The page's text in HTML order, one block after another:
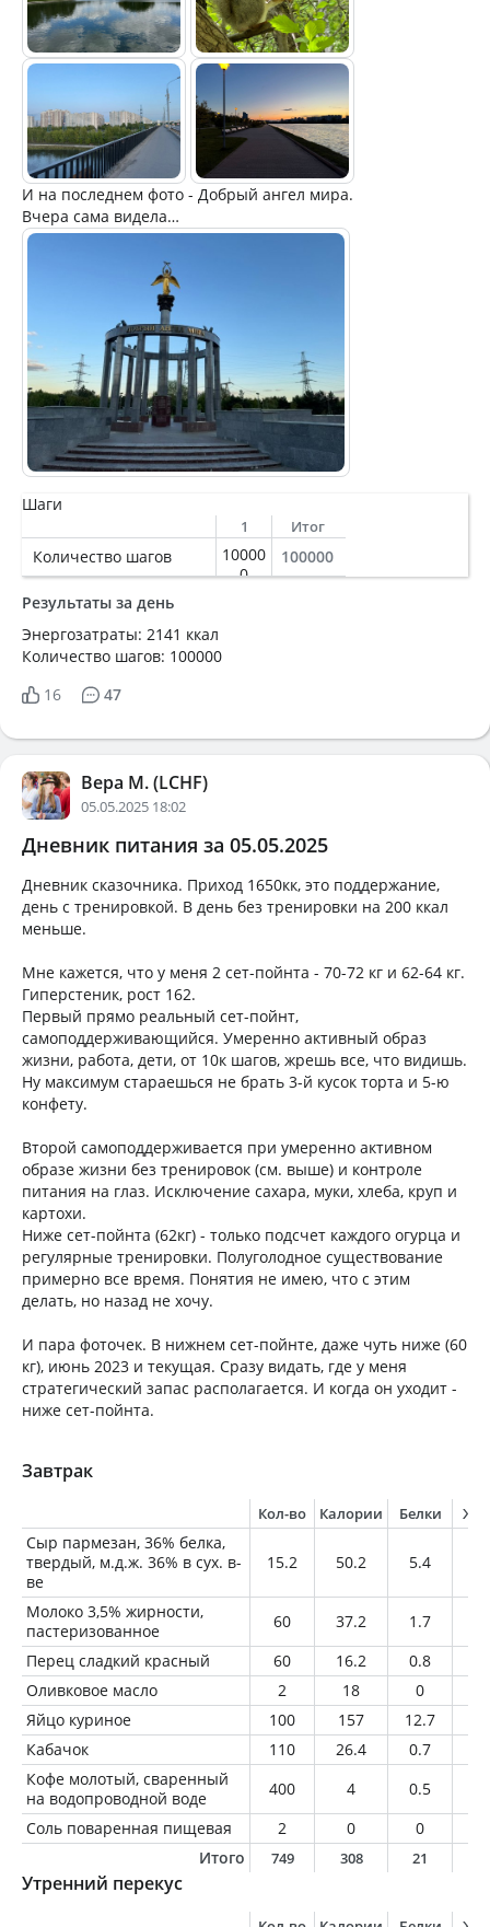
И на последнем фото - Добрый ангел мира.
Вчера сама видела…
Шаги
1 Итог
Количество шагов
10000
0
100000
Результаты за день
Энергозатраты: 2141 ккал
Количество шагов: 100000
16
47
Вера М. (LCHF)
05.05.2025 18:02
Дневник питания за 05.05.2025
Дневник сказочника. Приход 1650кк, это поддержание,
день с тренировкой. В день без тренировки на 200 ккал
меньше.
Мне кажется, что у меня 2 сет-пойнта - 70-72 кг и 62-64 кг.
Гиперстеник, рост 162.
Первый прямо реальный сет-пойнт,
самоподдерживающийся. Умеренно активный образ
жизни, работа, дети, от 10к шагов, жрешь все, что видишь.
Ну максимум стараешься не брать 3-й кусок торта и 5-ю
конфету.
Второй самоподдерживается при умеренно активном
образе жизни без тренировок (см. выше) и контроле
питания на глаз. Исключение сахара, муки, хлеба, круп и
картохи.
Ниже сет-пойнта (62кг) - только подсчет каждого огурца и
регулярные тренировки. Полуголодное существование
примерно все время. Понятия не имею, что с этим
делать, но назад не хочу.
И пара фоточек. В нижнем сет-пойнте, даже чуть ниже (60
кг), июнь 2023 и текущая. Сразу видать, где у меня
стратегический запас располагается. И когда он уходит -
ниже сет-пойнта.
Завтрак
Кол-во Калории Белки
Сыр пармезан, 36% белка,
твердый, м.д.ж. 36% в сух. в-
ве
15.2 50.2 5.4
Молоко 3,5% жирности,
пастеризованное
60 37.2 1.7
Перец сладкий красный
60 16.2 0.8
Оливковое масло
2 18 0
Яйцо куриное
100 157 12.7
Кабачок
110 26.4 0.7
Кофе молотый, сваренный
на водопроводной воде
400 4 0.5
Соль поваренная пищевая
2 0 0
Итого
749 308 21
Утренний перекус